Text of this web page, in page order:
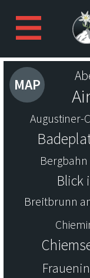
MAP
Augustiner-
Bergbahn
Blick
Breitbrunn